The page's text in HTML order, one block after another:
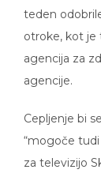
teden
otroke, kot je
agencija za
agencije.
Cepljenje bi
“mogoče tudi
za televizijo